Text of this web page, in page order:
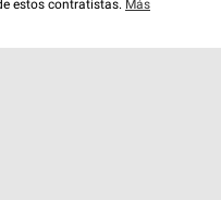
estos contratistas. Más